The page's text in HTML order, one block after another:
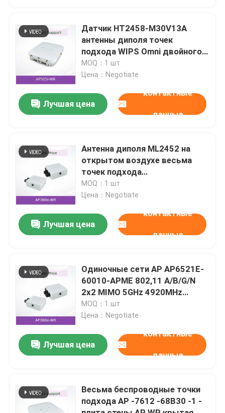
Продукты
Видео
О нас
Контроль качества
Свяжитесь с нами
Новости
Запросить расценки
Датчик HT2458-M30V13A
антенны диполя точек
подхода WIPS Omni двойного
диапазона весьма
беспроводной
MOQ：1 шт
Цена：Negotiate
Лучшая цена
контактные
данные
Антенна диполя ML2452 на
открытом воздухе весьма
точек подхода
всенаправленная HPAG5A8 - 01
MOQ：1 шт
Цена：Negotiate
Лучшая цена
контактные
данные
Одиночные сети AP AP6521E-
60010-APME 802,11 A/B/G/N
2x2 MIMO 5GHz 4920MHz
весьма
MOQ：1 шт
Цена：Negotiate
Лучшая цена
контактные
данные
Весьма беспроводные точки
подхода AP -7612 -68B30 -1 -